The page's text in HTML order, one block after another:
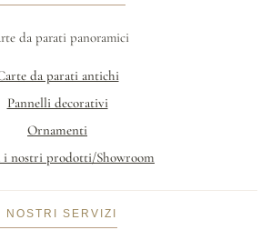
da parati panoramici
da parati antichi
Pannelli decorativi
Ornamenti
i nostri prodotti/Showroom
I NOSTRI SERVIZI